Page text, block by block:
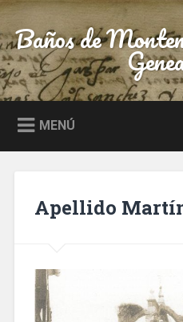
Saltar
contenido
Buscar
Baños de
MENÚ
Apellido